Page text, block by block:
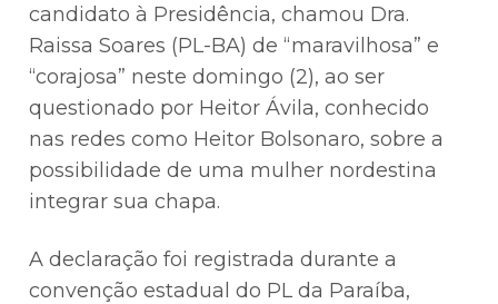
candidato à Presidência, chamou Dra.
Raissa Soares (PL-BA) de “maravilhosa” e
“corajosa” neste domingo (2), ao ser
questionado por Heitor Ávila, conhecido
nas redes como Heitor Bolsonaro, sobre a
possibilidade de uma mulher nordestina
integrar sua chapa.
A declaração foi registrada durante a
convenção estadual do PL da Paraíba,